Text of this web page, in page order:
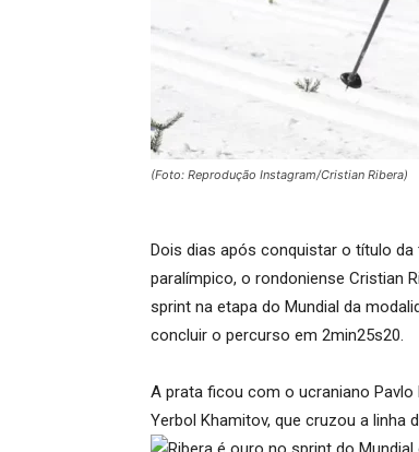
(Foto: Reprodução Instagram/Cristian Ribera)
Dois dias após conquistar o título
paralímpico, o rondoniense Cristian
sprint na etapa do Mundial da
concluir o percurso em 2min25s20.
A prata ficou com o ucraniano
Yerbol Khamitov, que cruzou a linha